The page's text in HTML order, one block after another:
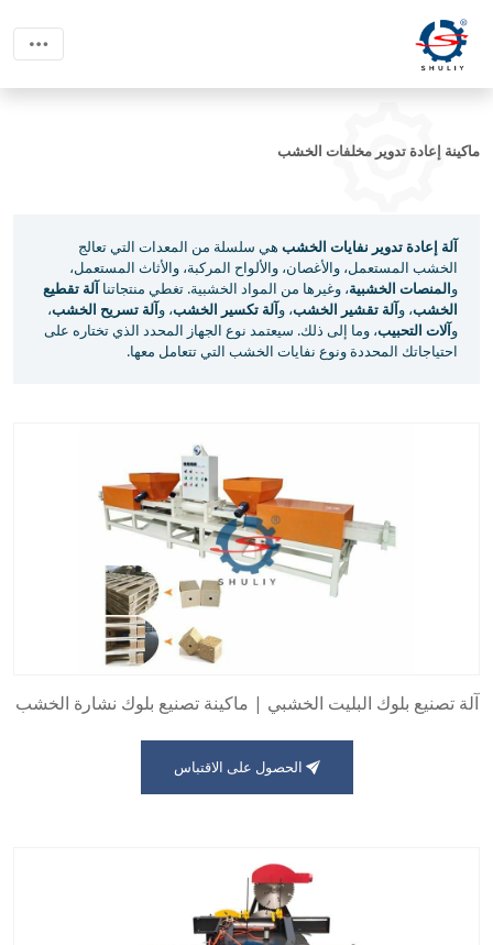
ماكينة إعادة تدوير مخلفات الخشب
آلة إعادة تدوير نفايات الخشب هي سلسلة من المعدات التي تعالج
الخشب المستعمل، والأغصان، والألواح المركبة، والأثاث المستعمل،
والمنصات الخشبية، وغيرها من المواد الخشبية. تغطي منتجاتناآلة تقطيع
الخشب، وآلة تقشير الخشب، وآلة تكسير الخشب، وآلة تسريح الخشب،
وآلات التحبيب، وما إلى ذلك. سيعتمد نوع الجهاز المحدد الذي تختاره على
احتياجاتك المحددة ونوع نفايات الخشب التي تتعامل معها.
آلة تصنيع بلوك البليت الخشبي | ماكينة تصنيع بلوك نشارة الخشب
الحصول على الاقتباس